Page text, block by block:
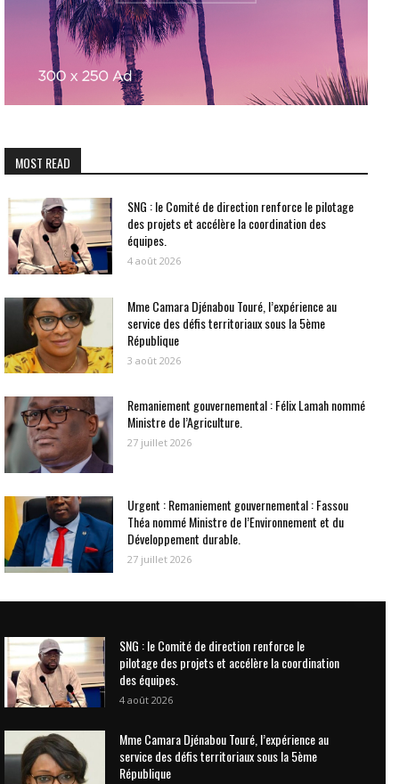
MOST READ
SNG : le Comité de direction renforce le pilotage
des projets et accélère la coordination des
équipes.
4 août 2026
Mme Camara Djénabou Touré, l’expérience au
service des défis territoriaux sous la 5ème
République
3 août 2026
Remaniement gouvernemental : Félix Lamah nommé
Ministre de l’Agriculture.
27 juillet 2026
Urgent : Remaniement gouvernemental : Fassou
Théa nommé Ministre de l’Environnement et du
Développement durable.
27 juillet 2026
SNG : le Comité de direction renforce le
pilotage des projets et accélère la coordination
des équipes.
4 août 2026
Mme Camara Djénabou Touré, l’expérience au
service des défis territoriaux sous la 5ème
République